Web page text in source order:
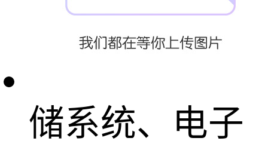
化立体存储系
储系统、电子